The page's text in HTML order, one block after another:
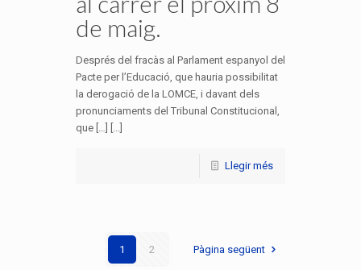
de maig.
Després del fracàs al Parlament espanyol del
Pacte per l’Educació, que hauria possibilitat
la derogació de la LOMCE, i davant dels
pronunciaments del Tribunal Constitucional,
que […] [...]
Llegir més
1 2 Pàgina següent